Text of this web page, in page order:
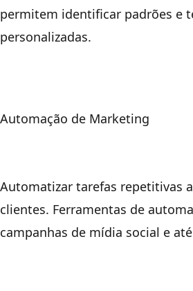
permitem identificar padrões e
personalizadas.
Automação de Marketing
Automatizar tarefas repetitivas
clientes. Ferramentas de
campanhas de mídia social e